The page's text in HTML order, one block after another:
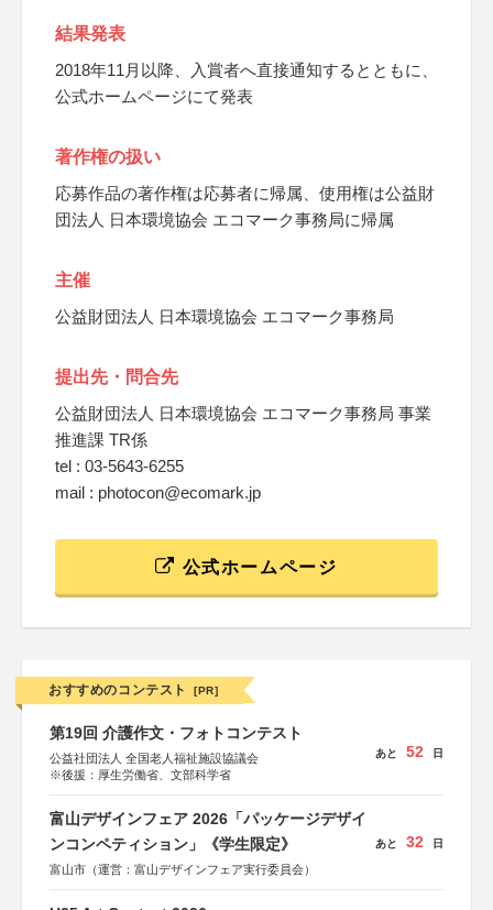
結果発表
2018年11月以降、入賞者へ直接通知するとともに、
公式ホームページにて発表
著作権の扱い
応募作品の著作権は応募者に帰属、使用権は公益財
団法人 日本環境協会 エコマーク事務局に帰属
主催
公益財団法人 日本環境協会 エコマーク事務局
提出先・問合先
公益財団法人 日本環境協会 エコマーク事務局 事業
推進課 TR係
tel : 03-5643-6255
mail : photocon@ecomark.jp
公式ホームページ
おすすめのコンテスト [PR]
第19回 介護作文・フォトコンテスト
公益社団法人 全国老人福祉施設協議会
※後援：厚生労働省、文部科学省
あと 52 日
富山デザインフェア 2026「パッケージデザイ
ンコンペティション」《学生限定》
富山市（運営：富山デザインフェア実行委員会）
あと 32 日